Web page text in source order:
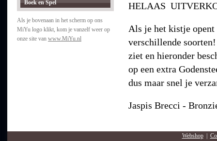
Boek en Spel
Als je bovenaan in het scherm op ons
MiYu logo klikt, kom je vanzelf weer op
onze site van www.MiYu.nl
HELAAS
Als je het kistje
verschillende
ziet en hieronder
op een extra
dus maar snel je
Jaspis Brecci -
Webshop|